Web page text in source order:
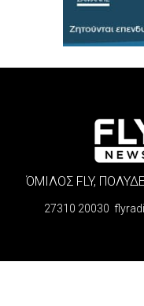
ΌΜΙΛΟΣ FLY,
27310 20030